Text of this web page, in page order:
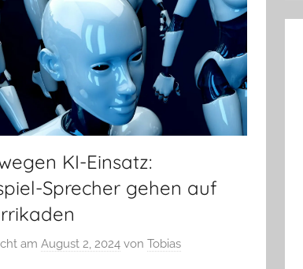
KI-Einsatz:
Sprecher gehen auf
amAugust 2, 2024 vonTobias